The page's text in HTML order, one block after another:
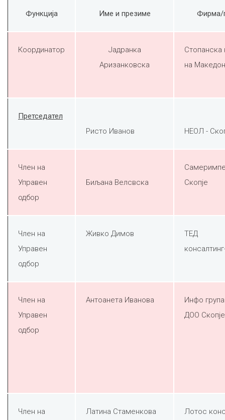
Функција Име и презиме Фирма/
Координатор
Јадранка
Аризанковска
на
Претседател
Ристо Иванов
НЕОЛ -
Член на
Управен
одбор
Биљана Велсвска
Скопје
Член на
Управен
одбор
Живко Димов
ТЕД
Член на
Управен
одбор
Антоанета Иванова
Инфо
ДОО Скопје
Член на
Латина Стаменкова Лотос